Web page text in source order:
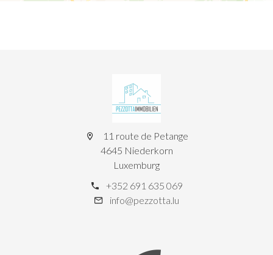
11 route de Petange
4645 Niederkorn
Luxemburg
+352 691 635 069
info@pezzotta.lu